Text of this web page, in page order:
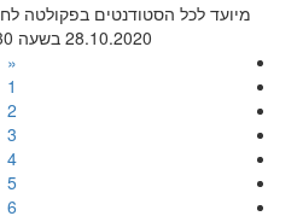
מיועד לכל הסטודנטים בפקולטה
28.10.2020 בשעה 16:00-14:30
«
1
2
3
4
5
6